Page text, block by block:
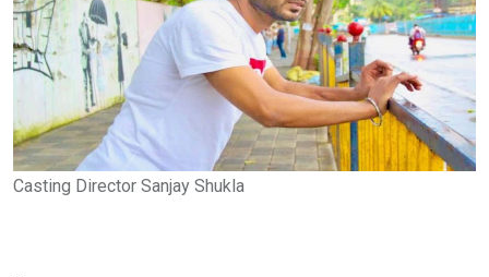
Casting Director Sanjay Shukla